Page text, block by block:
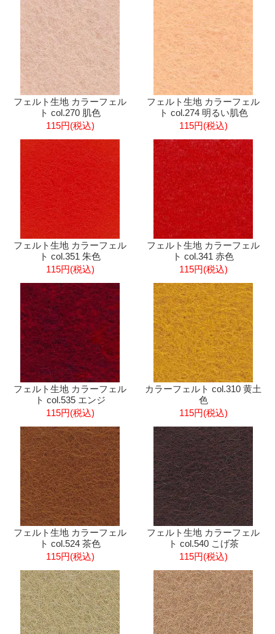
フェルト生地 カラーフェル
ト col.270 肌色
115円(税込)
フェルト生地 カラーフェル
ト col.274 明るい肌色
115円(税込)
フェルト生地 カラーフェル
ト col.351 朱色
115円(税込)
フェルト生地 カラーフェル
ト col.341 赤色
115円(税込)
フェルト生地 カラーフェル
ト col.535 エンジ
115円(税込)
カラーフェルト col.310 黄土
色
115円(税込)
フェルト生地 カラーフェル
ト col.524 茶色
115円(税込)
フェルト生地 カラーフェル
ト col.540 こげ茶
115円(税込)